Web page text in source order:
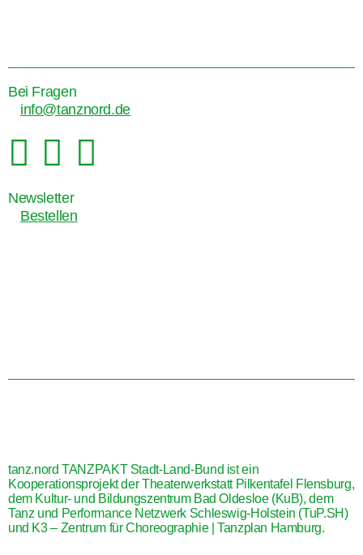
Bei Fragen
info@tanznord.de
  
Newsletter
Bestellen
tanz.nord TANZPAKT Stadt-Land-Bund ist ein
Kooperationsprojekt der Theaterwerkstatt Pilkentafel Flensburg,
dem Kultur- und Bildungszentrum Bad Oldesloe (KuB), dem
Tanz und Performance Netzwerk Schleswig-Holstein (TuP.SH)
und K3 – Zentrum für Choreographie | Tanzplan Hamburg.